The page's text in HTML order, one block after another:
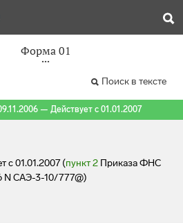
Форма 01
Поиск в тексте
— Действует с 01.01.2007
с 01.01.2007 (пункт 2 Приказа ФНС
N САЭ-3-10/777@)